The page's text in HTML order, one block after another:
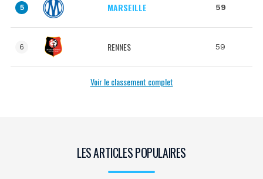
5 MARSEILLE 59
6 RENNES 59
Voir le classement complet
LES ARTICLES POPULAIRES